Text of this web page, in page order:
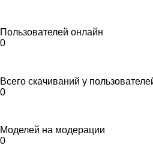
Пользователей онлайн
0
Всего скачиваний у
0
Моделей на модерации
0